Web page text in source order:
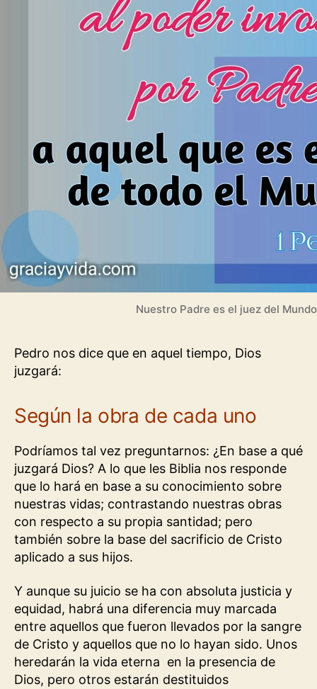
Nuestro Padre es el juez del Mundo
Pedro nos dice que en aquel tiempo, Dios
juzgará:
Según la obra de cada uno
Podríamos tal vez preguntarnos: ¿En base a qué
juzgará Dios? A lo que les Biblia nos responde
que lo hará en base a su conocimiento sobre
nuestras vidas; contrastando nuestras obras
con respecto a su propia santidad; pero
también sobre la base del sacrificio de Cristo
aplicado a sus hijos.
Y aunque su juicio se ha con absoluta justicia y
equidad, habrá una diferencia muy marcada
entre aquellos que fueron llevados por la sangre
de Cristo y aquellos que no lo hayan sido. Unos
heredarán la vida eterna en la presencia de
Dios, pero otros estarán destituidos